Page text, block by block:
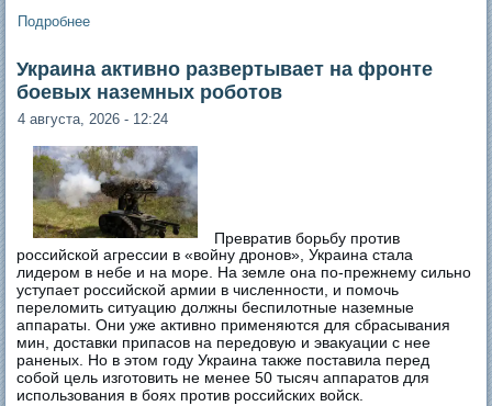
Подробнее
Украина активно развертывает на фронте
боевых наземных роботов
4 августа, 2026 - 12:24
Превратив борьбу против
российской агрессии в «войну дронов», Украина стала
лидером в небе и на море. На земле она по-прежнему сильно
уступает российской армии в численности, и помочь
переломить ситуацию должны беспилотные наземные
аппараты. Они уже активно применяются для сбрасывания
мин, доставки припасов на передовую и эвакуации с нее
раненых. Но в этом году Украина также поставила перед
собой цель изготовить не менее 50 тысяч аппаратов для
использования в боях против российских войск.